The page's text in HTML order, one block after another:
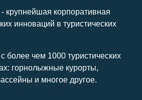
крупнейшая корпоративная
инноваций в туристических
более чем 1000 туристических
горнолыжные курорты,
и многое другое.